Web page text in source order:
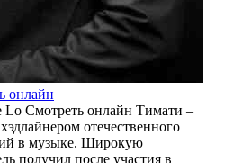
онлайн
Смотреть онлайн Тимати –
отечественного
в музыке. Широкую
получил после участия в